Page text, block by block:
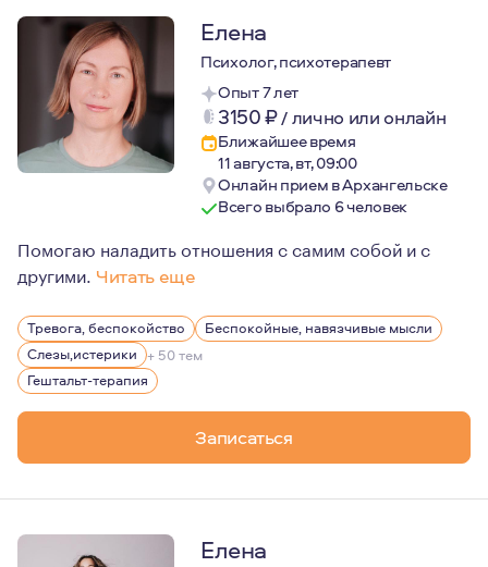
Елена
Психолог, психотерапевт
Опыт 7 лет
3150₽/лично или онлайн
Ближайшее время
11 августа, вт, 09:00
Онлайн прием в Архангельске
Всего выбрало 6 человек
Помогаю наладить отношения с самим собой и с
другими. Читать еще
Мое первое образование - экономическое, и,
Тревога, беспокойство
Беспокойные, навязчивые мысли
Слезы,истерики + 50 тем
Гештальт-терапия
Записаться
Елена